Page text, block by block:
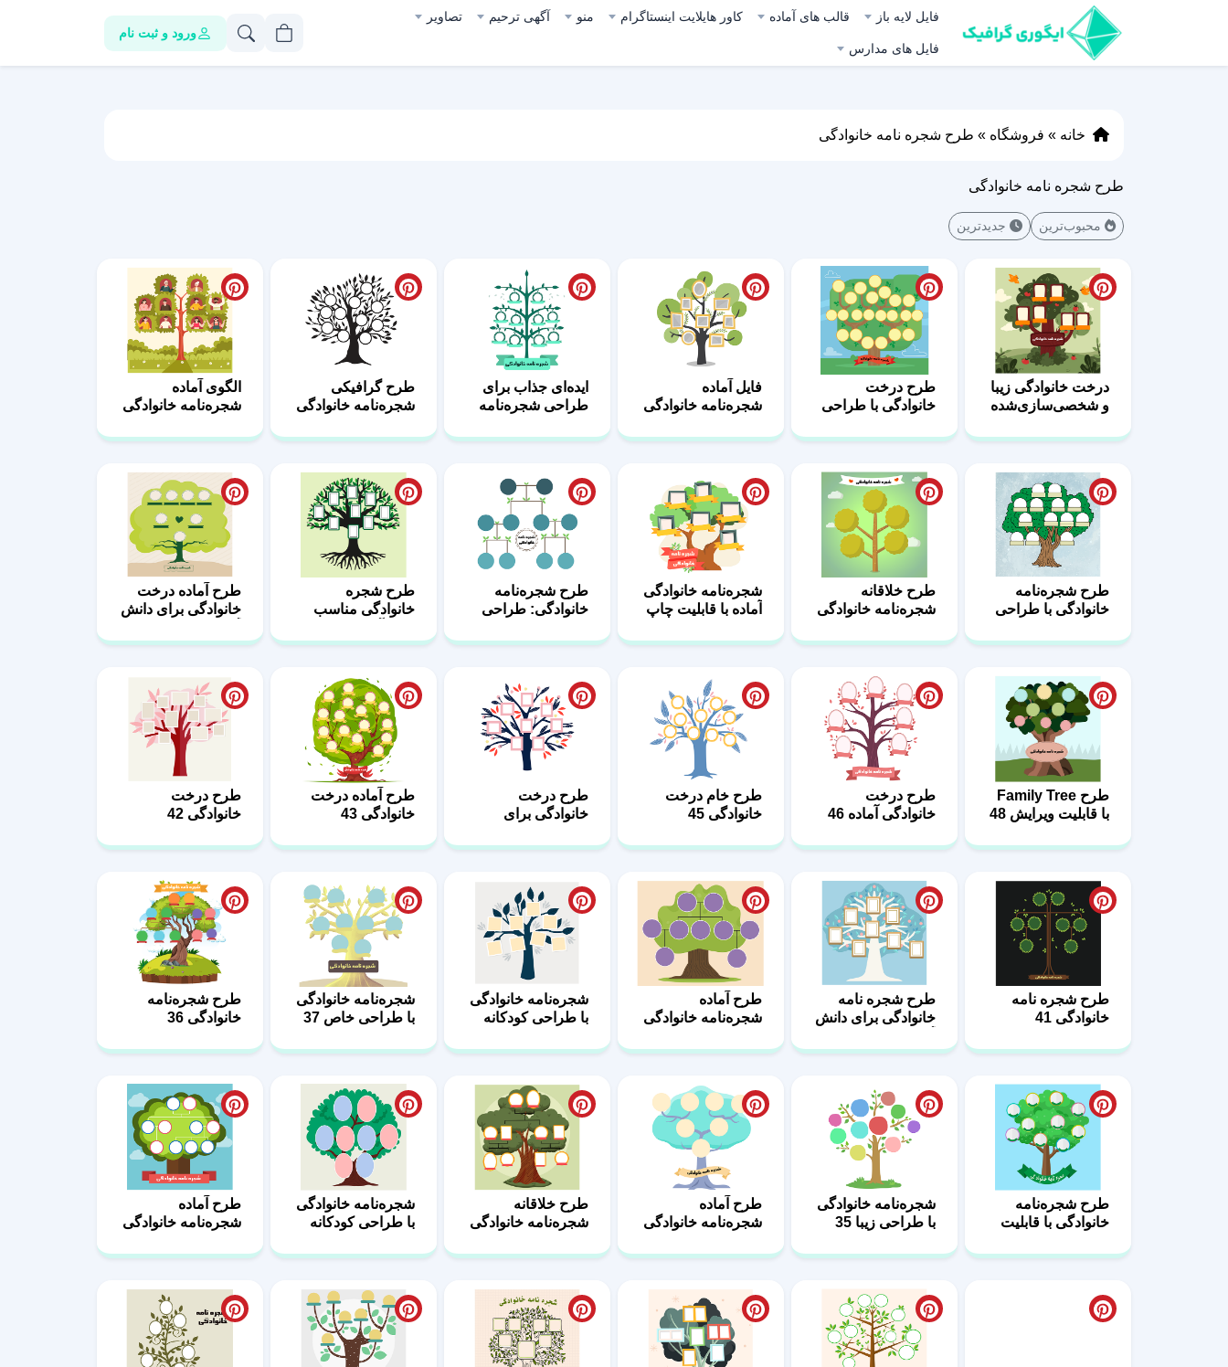
فایل لایه باز قالب های آماده کاور هایلایت اینستاگرام منو آگهی ترحیم تصاویر
فایل های مدارس
ورود و ثبت نام
خانه » فروشگاه » طرح شجره نامه خانوادگی
طرح شجره نامه خانوادگی
محبوب‌ترین جدیدترین
درخت خانوادگی زیبا
و شخصی‌سازی‌شده
طرح درخت
خانوادگی با طراحی
فایل آماده
شجره‌نامه خانوادگی
ایده‌ای جذاب برای
طراحی شجره‌نامه
طرح گرافیکی
شجره‌نامه خانوادگی
الگوی آماده
شجره‌نامه خانوادگی
طرح شجره‌نامه
خانوادگی با طراحی
طرح خلاقانه
شجره‌نامه خانوادگی
شجره‌نامه خانوادگی
آماده با قابلیت چاپ
طرح شجره‌نامه
خانوادگی: طراحی
طرح شجره
خانوادگی مناسب
طرح آماده درخت
خانوادگی برای دانش
طرح Family Tree
با قابلیت ویرایش 48
طرح درخت
خانوادگی آماده 46
طرح خام درخت
خانوادگی 45
طرح درخت
خانوادگی برای
طرح آماده درخت
خانوادگی 43
طرح درخت
خانوادگی 42
طرح شجره نامه
خانوادگی 41
طرح شجره نامه
خانوادگی برای دانش
طرح آماده
شجره‌نامه خانوادگی
شجره‌نامه خانوادگی
با طراحی کودکانه
شجره‌نامه خانوادگی
با طراحی خاص 37
طرح شجره‌نامه
خانوادگی 36
طرح شجره‌نامه
خانوادگی با قابلیت
شجره‌نامه خانوادگی
با طراحی زیبا 35
طرح آماده
شجره‌نامه خانوادگی
طرح خلاقانه
شجره‌نامه خانوادگی
شجره‌نامه خانوادگی
با طراحی کودکانه
طرح آماده
شجره‌نامه خانوادگی